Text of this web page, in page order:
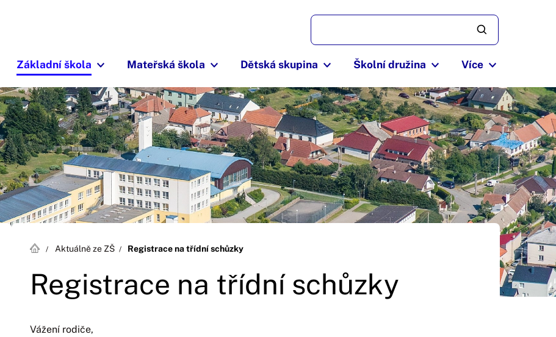
Základní škola Mateřská škola Dětská skupina Školní družina Více
Aktuálně ze ZŠ Registrace na třídní schůzky
Registrace na třídní schůzky
Vážení rodiče,